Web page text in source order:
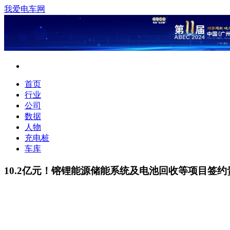
我爱电车网
首页
行业
公司
数据
人物
充电桩
车库
10.2亿元！镕锂能源储能系统及电池回收等项目签约